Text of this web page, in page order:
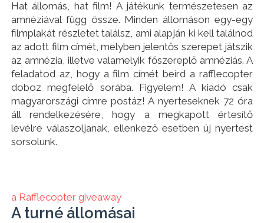
Hat állomás, hat film! A játékunk természetesen az
amnéziával függ össze. Minden állomáson egy-egy
filmplakát részletet találsz, ami alapján ki kell találnod
az adott film címét, melyben jelentős szerepet játszik
az amnézia, illetve valamelyik főszereplő amnéziás. A
feladatod az, hogy a film címét beírd a rafflecopter
doboz megfelelő sorába. Figyelem! A kiadó csak
magyarországi címre postáz! A nyerteseknek 72 óra
áll rendelkezésére, hogy a megkapott értesítő
levélre válaszoljanak, ellenkező esetben új nyertest
sorsolunk.
a Rafflecopter giveaway
A turné állomásai